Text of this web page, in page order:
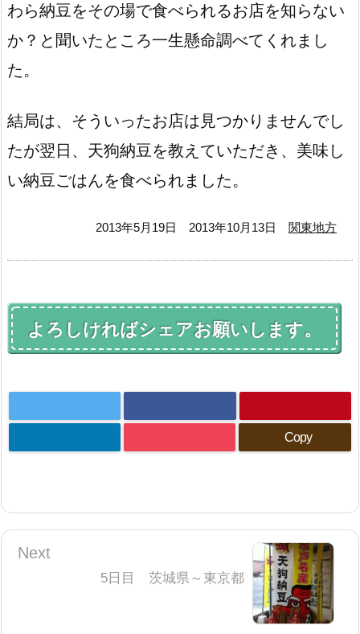
わら納豆をその場で食べられるお店を知らない
か？と聞いたところ一生懸命調べてくれまし
た。
結局は、そういったお店は見つかりませんでし
たが翌日、天狗納豆を教えていただき、美味し
い納豆ごはんを食べられました。
2013年5月19日 2013年10月13日 関東地方
よろしければシェアお願いします。
Copy
5日目 茨城県～東京都
Next